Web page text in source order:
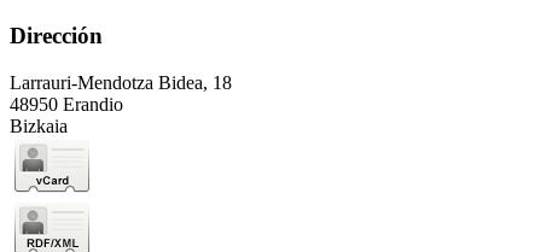
Dirección
Larrauri-Mendotza Bidea, 18
48950 Erandio
Bizkaia